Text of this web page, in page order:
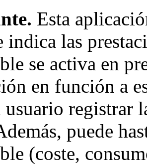
Esta
indica las
se activa en
en función a
registrar
puede
(coste,